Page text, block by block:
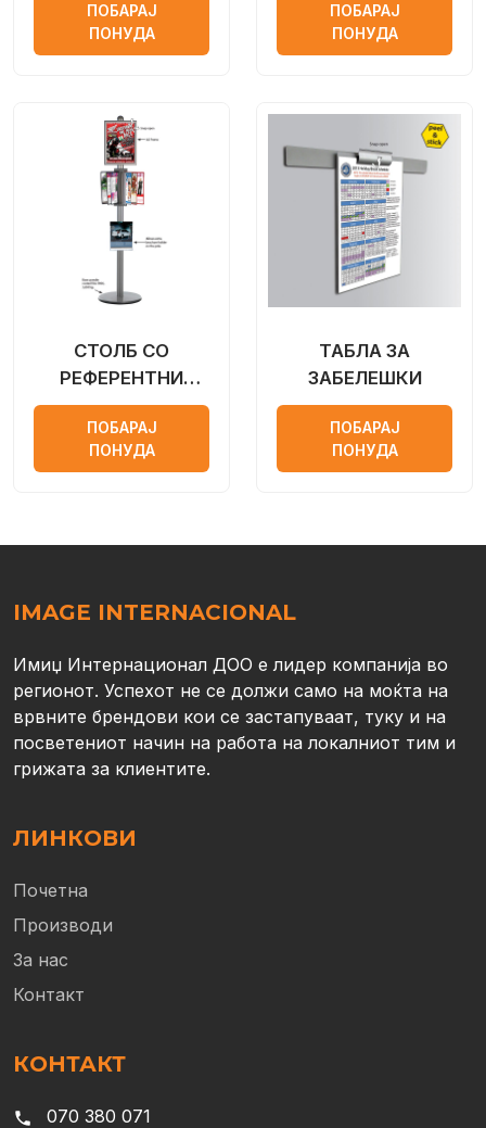
ПОБАРАЈ
ПОНУДА
ПОБАРАЈ
ПОНУДА
СТОЛБ СО
РЕФЕРЕНТНИ
ЛИСТОВИ
ПОБАРАЈ
ПОНУДА
ТАБЛА ЗА
ЗАБЕЛЕШКИ
ПОБАРАЈ
ПОНУДА
IMAGE INTERNACIONAL
Имиџ Интернационал ДОО е лидер компанија во
регионот. Успехот не се должи само на моќта на
врвните брендови кои се застапуваат, туку и на
посветениот начин на работа на локалниот тим и
грижата за клиентите.
ЛИНКОВИ
Почетна
Производи
За нас
Контакт
КОНТАКТ
phone 070 380 071